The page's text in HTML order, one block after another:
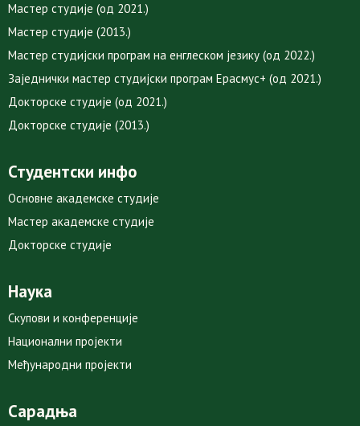
Мастер студије (од 2021.)
Мастер студије (2013.)
Мастер студијски програм на енглеском језику (од 2022.)
Заједнички мастер студијски програм Ерасмус+ (од 2021.)
Докторске студије (од 2021.)
Докторске студије (2013.)
Студентски инфо
Основне академске студије
Мастер академске студије
Докторске студије
Наука
Скупови и конференције
Национални пројекти
Међународни пројекти
Сарадња